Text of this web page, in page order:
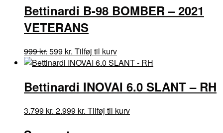
på
varesiden
var:
2.799 kr..
er:
2.399 kr..
Bettinardi B-98 BOMBER – 2021
VETERANS
999kr.Den
oprindelige
var:
999 kr..
599 kr. Den
aktuelle
er:
599 kr..
Tilføj til kurv
Bettinardi INOVAI 6.0 SLANT – RH
3.799kr.Den
2.999 kr. Den
Tilføj til kurvDette